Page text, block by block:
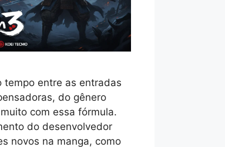
tempo entre as entradas
do gênero
com essa fórmula.
do desenvolvedor
novos na manga, como